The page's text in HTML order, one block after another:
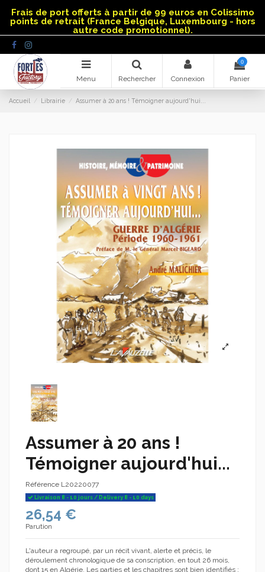
Frais de port offerts à partir de 99 euros en Colissimo
points de retrait (France Belgique, Luxembourg - hors
autre code promotionnel).
Menu Rechercher Connexion
0
Panier
Accueil Librairie Assumer à 20 ans ! Témoigner aujourd'hui...
Assumer à 20 ans !
Témoigner aujourd'hui...
Référence L20220077
Livraison 8 - 10 jours / Delivery 8 - 10 days
26,54 €
Parution
L'auteur a regroupé, par un récit vivant, alerte et précis, le
déroulement chronologique de sa conscription, en tout 26 mois,
dont 15 en Algérie. Les parties et les chapitres sont bien identifiés ;